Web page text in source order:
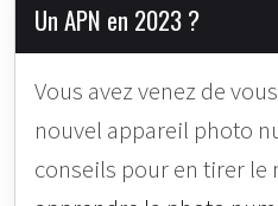
Un APN en 2023 ?
Vous avez venez de
nouvel appareil photo
conseils pour en tirer le